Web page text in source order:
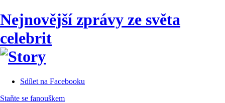
Nejnovější zprávy ze světa
celebrit
Sdílet na Facebooku
Staňte se fanouškem